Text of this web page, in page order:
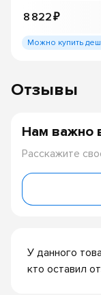
8 822 ₽
Можно купить
Отзывы
У данного
кто оставил
Нам важно
Расскажите